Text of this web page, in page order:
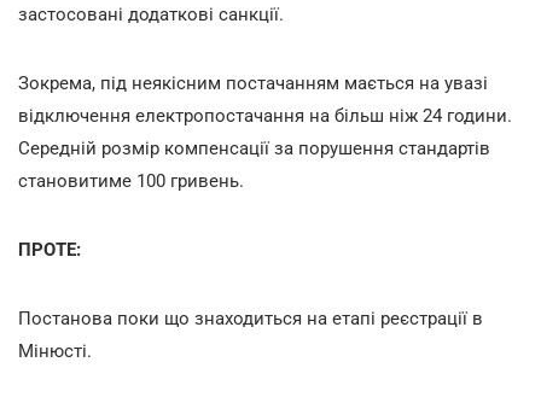
застосовані додаткові санкції.
Зокрема, під неякісним постачанням мається на увазі
відключення електропостачання на більш ніж 24 години.
Середній розмір компенсації за порушення стандартів
становитиме 100 гривень.
ПРОТЕ:
Постанова поки що знаходиться на етапі реєстрації в
Мінюсті.